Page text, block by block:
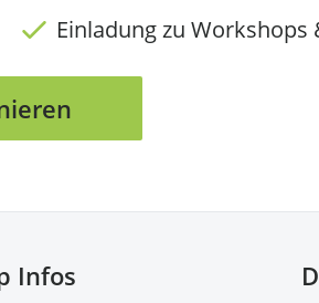
Einladung zu Workshops
Infos